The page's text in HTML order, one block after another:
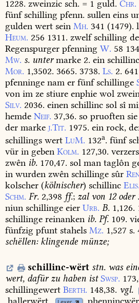
adv.
1228. zweinzic sch. = 1 guld. Chr.
fünfschilling pfenn. sullen eins
gulden wert sein Mh. 341 (1479).
Heum. 256 1311. zwelfschilling
Regenspurger pfenning W. 58
Mw. s. untermarke 2. ein
Mor. 1,3502. 3665. 3738. Ls. 2.
pfenninge nam er fünfschillinge
von im ze stiure enphie wol
Silv. 2036. einen schillinc sol sî
hemde Neif. 37,36. so pruoften sie
der marke j.Tit. 1975. ein rock,
schillings wert LuM. 132a. fünf
vür in geben Kolm. 127,30.
zwên ib. 170,47. sol man taglôn
in wurden zwên schillinge sûr
kolscher (kölnischer) schillinc
Schm. Fr. 2,398 ff.; zalvon 12oder
niun schillinge eier Urb. B. 1,126.
schillinge reinanken ib. Pf. 109.
fünfzig pfunt stahels Mz. 1,527 s.
schëllen: klingende münze;
schillinc-wërt stn. was
wert, dafürzu haben ist Swsp.
schillingewert Berth. 148,38. vgl.